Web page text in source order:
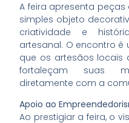
A feira apresenta
simples objeto
criatividade e
artesanal. O encontro
que os artesãos locais
fortaleçam suas
diretamente com a
Apoio ao
Ao prestigiar a feira, o